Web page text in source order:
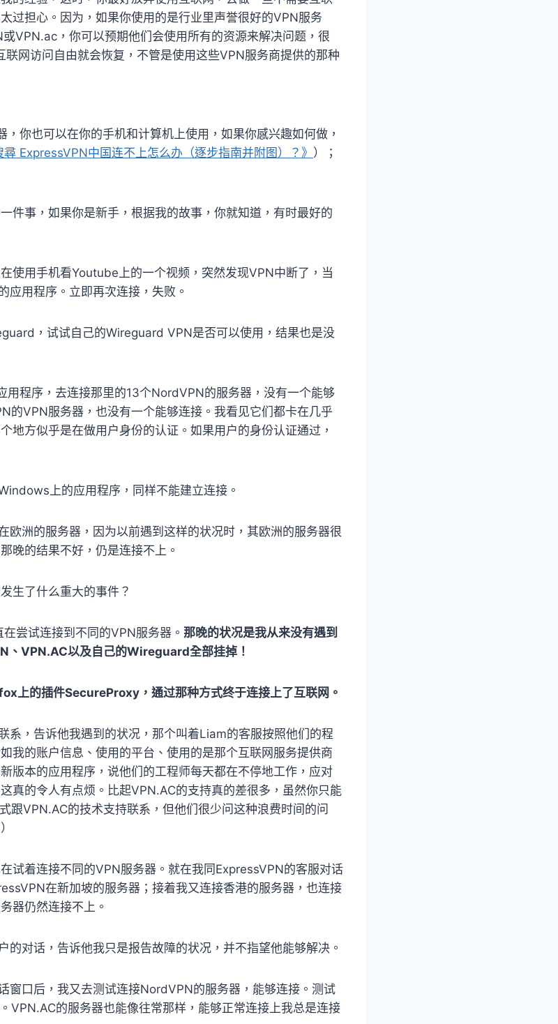
过担心。因为，如果你使用的是行业里声誉很好的VPN服务
VPN.ac，你可以预期他们会使用所有的资源来解决问题，很
网访问自由就会恢复，不管是使用这些VPN服务商提供的那种
，你也可以在你的手机和计算机上使用，如果你感兴趣如何做，
尋 ExpressVPN中国连不上怎么办（逐步指南并附图）？》 ）；
件事，如果你是新手，根据我的故事，你就知道，有时最好的
使用手机看Youtube上的一个视频，突然发现VPN中断了，当
应用程序。立即再次连接，失败。
，试试自己的Wireguard VPN是否可以使用，结果也是没
用程序，去连接那里的13个NordVPN的服务器，没有一个能够
的VPN服务器，也没有一个能够连接。我看见它们都卡在几乎
地方似乎是在做用户身份的认证。如果用户的身份认证通过，
上的应用程序，同样不能建立连接。
欧洲的服务器，因为以前遇到这样的状况时，其欧洲的服务器很
晚的结果不好，仍是连接不上。
生了什么重大的事件？
尝试连接到不同的VPN服务器。 那晚的状况是我从来没有遇到
VPN.AC以及自己的Wireguard全部挂掉！
上的插件SecureProxy，通过那种方式终于连接上了互联网。
系，告诉他我遇到的状况，那个叫着Liam的客服按照他们的程
我的账户信息、使用的平台、使用的是那个互联网服务提供商
版本的应用程序，说他们的工程师每天都在不停地工作，应对
真的令人有点烦。比起VPN.AC的支持真的差很多，虽然你只能
跟VPN.AC的技术支持联系，但他们很少问这种浪费时间的问
试着连接不同的VPN服务器。就在我同ExpressVPN的客服对话
在新加坡的服务器；接着我又连接香港的服务器，也连接
器仍然连接不上。
的对话，告诉他我只是报告故障的状况，并不指望他能够解决。
窗口后，我又去测试连接NordVPN的服务器，能够连接。测试
VPN.AC的服务器也能像往常那样，能够正常连接上我总是连接